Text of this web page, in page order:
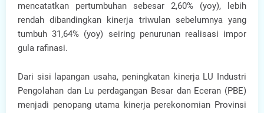
mencatatkan pertumbuhan sebesar 2,60% (yoy), lebih
rendah dibandingkan kinerja triwulan sebelumnya yang
tumbuh 31,64% (yoy) seiring penurunan realisasi impor
gula rafinasi.
Dari sisi lapangan usaha, peningkatan kinerja LU Industri
Pengolahan dan Lu perdagangan Besar dan Eceran (PBE)
menjadi penopang utama kinerja perekonomian Provinsi